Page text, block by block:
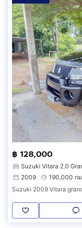
฿ 128,000
Suzuki Vitara 2.0
2009
190,000 ก
Suzuki 2009 Vitara